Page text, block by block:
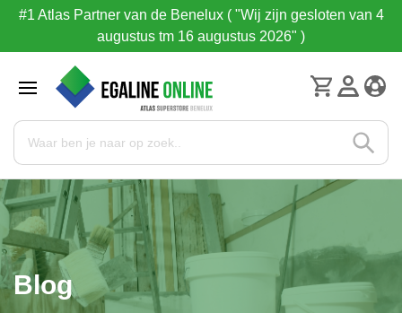
#1 Atlas Partner van de Benelux ( "Wij zijn gesloten van 4
augustus tm 16 augustus 2026" )
Blog